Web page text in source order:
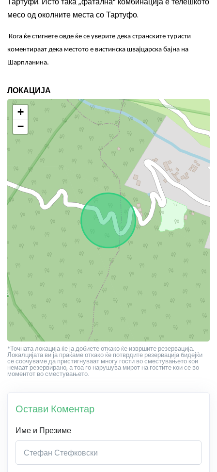
месо од околните места со Тартуфо.
Кога ќе стигнете овде ќе се уверите дека странските туристи
коментираат дека местото е вистинска швајцарска бајна на
Шарпланина.
ЛОКАЦИЈА
+
−
*Точната локација ќе ја добиете откако ќе извршите резервација.
Локалцијата ви ја праќаме откако ќе потврдите резервација бидејќи
се соочуваме да пристигнуваат многу гости во сместувањето кои
немаат резервирано, а тоа го нарушува мирот на гостите кои се во
моментот во сместувањето.
Остави Коментар
Име и Презиме